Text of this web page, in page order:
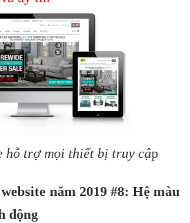
hỗ trợ mọi thiết bị truy cập
năm 2019 #8: Hệ màu
động